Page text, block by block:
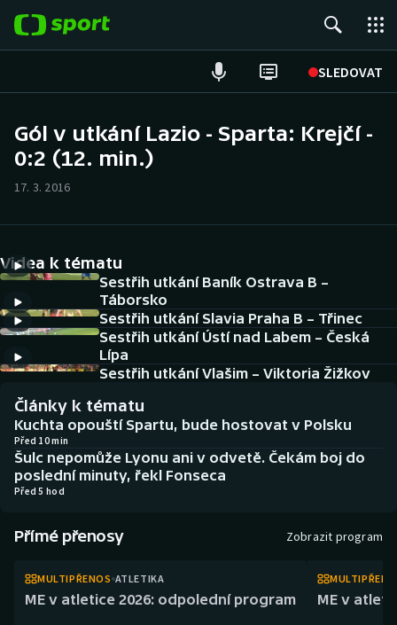
SLEDOVAT
ME v plavání
Tenis
DALŠÍ SPORTY
Americký fotbal
Atletika
Baseball a softbal
Basketbal
Biatlon
Boby a skeleton
NEPŘEHLÉDNĚTE
Soutěže
Historické návraty
Aplikace ČT sport
AZ kvíz
Gól v utkání Lazio - Sparta: Krejčí -
0:2 (12. min.)
17. 3. 2016
Videa k tématu
Sestřih utkání Baník Ostrava B –
Táborsko
Sestřih utkání Slavia Praha B – Třinec
Sestřih utkání Ústí nad Labem – Česká
Lípa
Sestřih utkání Vlašim – Viktoria Žižkov
Články k tématu
Kuchta opouští Spartu, bude hostovat v Polsku
Před 10 min
Šulc nepomůže Lyonu ani v odvetě. Čekám boj do
poslední minuty, řekl Fonseca
Před 5 hod
Přímé přenosy Zobrazit program
MULTIPŘENOS ATLETIKA
ME v atletice 2026: odpolední program ME v